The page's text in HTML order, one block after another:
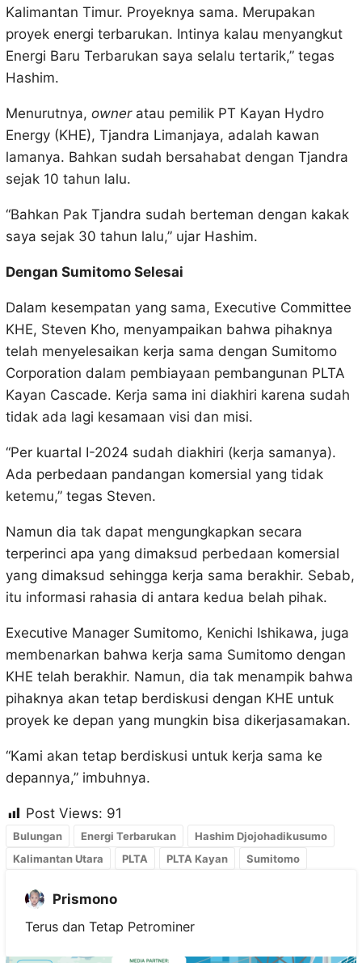
Kalimantan Timur. Proyeknya sama. Merupakan
proyek energi terbarukan. Intinya kalau menyangkut
Energi Baru Terbarukan saya selalu tertarik,” tegas
Hashim.
Menurutnya, owneratau pemilik PT Kayan Hydro
Energy (KHE), Tjandra Limanjaya, adalah kawan
lamanya. Bahkan sudah bersahabat dengan Tjandra
sejak 10 tahun lalu.
“Bahkan Pak Tjandra sudah berteman dengan kakak
saya sejak 30 tahun lalu,” ujar Hashim.
Dengan Sumitomo Selesai
Dalam kesempatan yang sama, Executive Committee
KHE, Steven Kho, menyampaikan bahwa pihaknya
telah menyelesaikan kerja sama dengan Sumitomo
Corporation dalam pembiayaan pembangunan PLTA
Kayan Cascade. Kerja sama ini diakhiri karena sudah
tidak ada lagi kesamaan visi dan misi.
“Per kuartal I-2024 sudah diakhiri (kerja samanya).
Ada perbedaan pandangan komersial yang tidak
ketemu,” tegas Steven.
Namun dia tak dapat mengungkapkan secara
terperinci apa yang dimaksud perbedaan komersial
yang dimaksud sehingga kerja sama berakhir. Sebab,
itu informasi rahasia di antara kedua belah pihak.
Executive Manager Sumitomo, Kenichi Ishikawa, juga
membenarkan bahwa kerja sama Sumitomo dengan
KHE telah berakhir. Namun, dia tak menampik bahwa
pihaknya akan tetap berdiskusi dengan KHE untuk
proyek ke depan yang mungkin bisa dikerjasamakan.
“Kami akan tetap berdiskusi untuk kerja sama ke
depannya,” imbuhnya.
Post Views: 91
Bulungan Energi Terbarukan
Hashim Djojohadikusumo
Kalimantan Utara
PLTA PLTA Kayan Sumitomo
Prismono
Terus dan Tetap Petrominer